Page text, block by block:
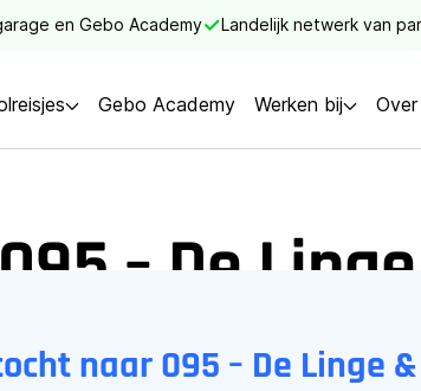
en Gebo Academy Landelijk netwerk van
Gebo Academy Werken bij
– De
naar 095 – De Linge